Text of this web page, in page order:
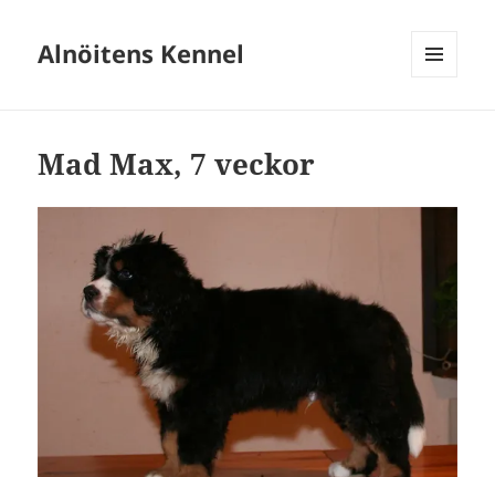
Alnöitens Kennel
Mad Max, 7 veckor